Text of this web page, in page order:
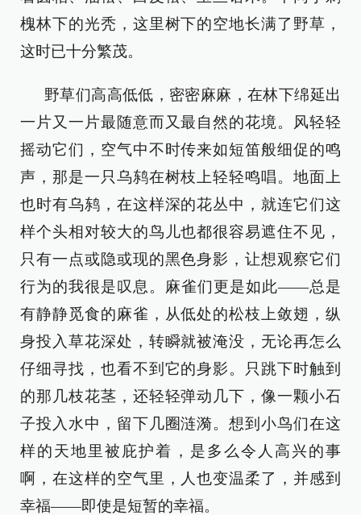
槐林下的光秃，这里树下的空地长满了野草，
这时已十分繁茂。
野草们高高低低，密密麻麻，在林下绵延出
一片又一片最随意而又最自然的花境。风轻轻
摇动它们，空气中不时传来如短笛般细促的鸣
声，那是一只乌鸫在树枝上轻轻鸣唱。地面上
也时有乌鸫，在这样深的花丛中，就连它们这
样个头相对较大的鸟儿也都很容易遮住不见，
只有一点或隐或现的黑色身影，让想观察它们
行为的我很是叹息。麻雀们更是如此——总是
有静静觅食的麻雀，从低处的松枝上敛翅，纵
身投入草花深处，转瞬就被淹没，无论再怎么
仔细寻找，也看不到它的身影。只跳下时触到
的那几枝花茎，还轻轻弹动几下，像一颗小石
子投入水中，留下几圈涟漪。想到小鸟们在这
样的天地里被庇护着，是多么令人高兴的事
啊，在这样的空气里，人也变温柔了，并感到
幸福——即使是短暂的幸福。